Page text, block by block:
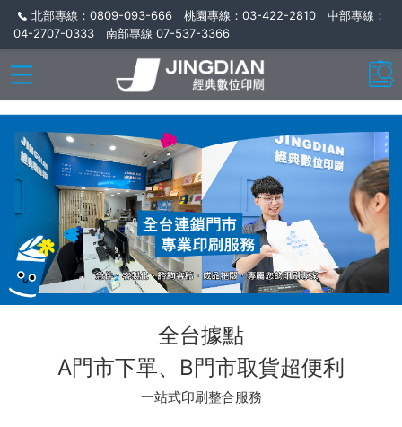
北部專線：0809-093-666 桃園專線：03-422-2810 中部專線：
04-2707-0333 南部專線 07-537-3366
全台據點
A門市下單、B門市取貨超便利
一站式印刷整合服務